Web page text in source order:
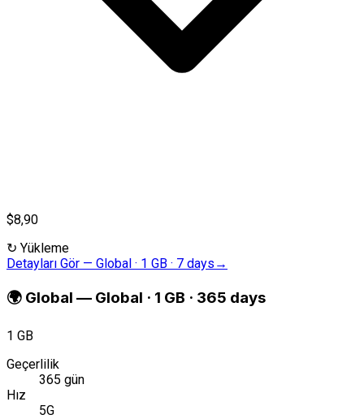
$8,90
↻ Yükleme
Detayları Gör — Global · 1 GB · 7 days →
🌍 Global — Global · 1 GB · 365 days
1 GB
Geçerlilik
365 gün
Hız
5G